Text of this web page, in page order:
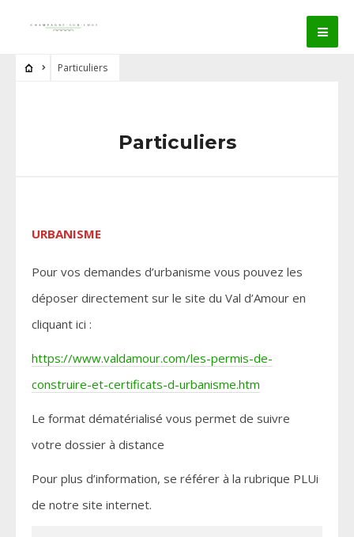
Particuliers
Particuliers
URBANISME
Pour vos demandes d’urbanisme vous pouvez les
déposer directement sur le site du Val d’Amour en
cliquant ici :
https://www.valdamour.com/les-permis-de-
construire-et-certificats-d-urbanisme.htm
Le format dématérialisé vous permet de suivre
votre dossier à distance
Pour plus d’information, se référer à la rubrique PLUi
de notre site internet.